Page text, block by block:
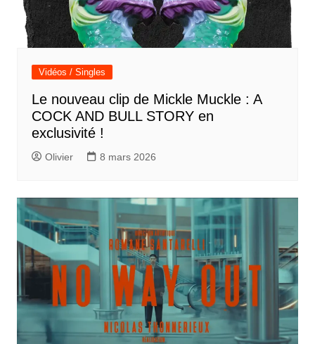
Vidéos / Singles
Le nouveau clip de Mickle Muckle : A
COCK AND BULL STORY en
exclusivité !
Olivier 8 mars 2026